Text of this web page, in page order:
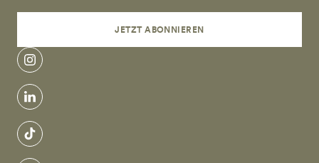
JETZT ABONNIEREN
instagram
linkedin
tiktok